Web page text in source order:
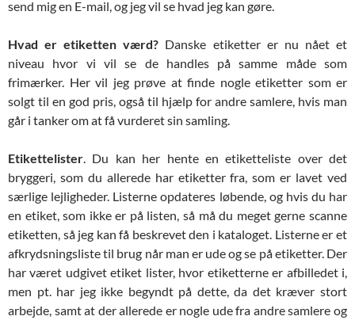
send mig en E-mail, og jeg vil se hvad jeg kan gøre.
Hvad er etiketten værd? Danske etiketter er nu nået et
niveau hvor vi vil se de handles på samme måde som
frimærker. Her vil jeg prøve at finde nogle etiketter som er
solgt til en god pris, også til hjælp for andre samlere, hvis man
går i tanker om at få vurderet sin samling.
Etikettelister. Du kan her hente en etiketteliste over det
bryggeri, som du allerede har etiketter fra, som er lavet ved
særlige lejligheder. Listerne opdateres løbende, og hvis du har
en etiket, som ikke er på listen, så må du meget gerne scanne
etiketten, så jeg kan få beskrevet den i kataloget. Listerne er et
afkrydsningsliste til brug når man er ude og se på etiketter. Der
har været udgivet etiket lister, hvor etiketterne er afbilledet i,
men pt. har jeg ikke begyndt på dette, da det kræver stort
arbejde, samt at der allerede er nogle ude fra andre samlere og